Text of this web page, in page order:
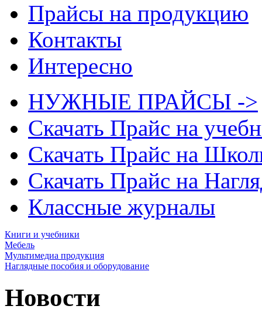
Прайсы на продукцию
Контакты
Интересно
НУЖНЫЕ ПРАЙСЫ ->
Скачать Прайс на
Скачать Прайс на
Скачать Прайс на
Классные журналы
Книги и учебники
Мебель
Мультимедиа продукция
Наглядные пособия и оборудование
Новости